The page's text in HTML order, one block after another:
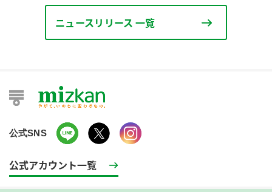
ニュースリリース 一覧
公式SNS
公式アカウント一覧